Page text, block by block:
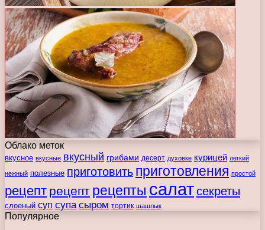
Облако меток
вкусное вкусные вкусный грибами десерт духовке курицей легкий
нежный полезные приготовить приготовления простой
рецепт рецепт рецепты салатсекреты
слоеный суп супа сыром тортик шашлык
Популярное